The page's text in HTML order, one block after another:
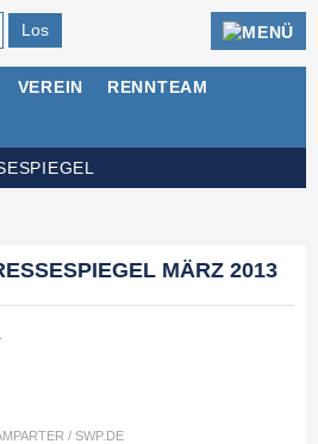
VEREIN RENNTEAM
MÄRZ 2013
/ SWP.DE